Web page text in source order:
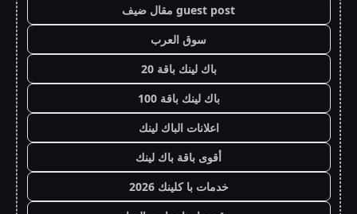
guest post مقال ضيف
سوق العرب
باك لينك باقة 20
باك لينك باقة 100
اعلانات الباك لينك
أقوى باقة باك لينك
خدمات با كلينك 2026